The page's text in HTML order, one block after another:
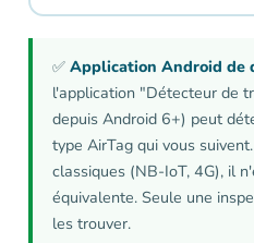
✅ Application Android de
l'application "Détecteur de
depuis Android 6+) peut
type AirTag qui vous
classiques (NB-IoT, 4G), il
équivalente. Seule une
les trouver.